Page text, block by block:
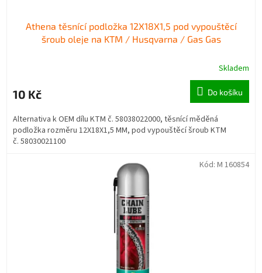
Athena těsnící podložka 12X18X1,5 pod vypouštěcí
šroub oleje na KTM / Husqvarna / Gas Gas
Skladem
10 Kč Do košíku
Alternativa k OEM dílu KTM č. 58038022000, těsnící měděná
podložka rozměru 12X18X1,5 MM, pod vypouštěcí šroub KTM
č. 58030021100
Kód: M 160854